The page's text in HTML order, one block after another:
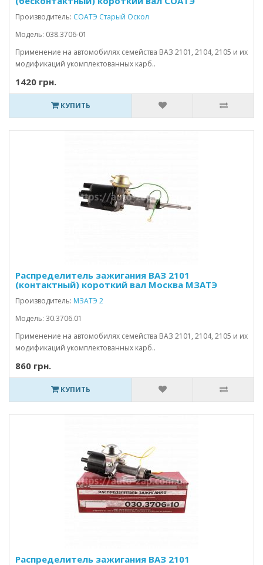
Производитель: СОАТЭ Старый Оскол
Модель: 038.3706-01
Применение на автомобилях семейства ВАЗ 2101, 2104, 2105 и их
модификаций укомплектованных карб..
1420 грн.
КУПИТЬ
Распределитель зажигания ВАЗ 2101
(контактный) короткий вал Москва МЗАТЭ
Производитель: МЗАТЭ 2
Модель: 30.3706.01
Применение на автомобилях семейства ВАЗ 2101, 2104, 2105 и их
модификаций укомплектованных карб..
860 грн.
КУПИТЬ
Распределитель зажигания ВАЗ 2101